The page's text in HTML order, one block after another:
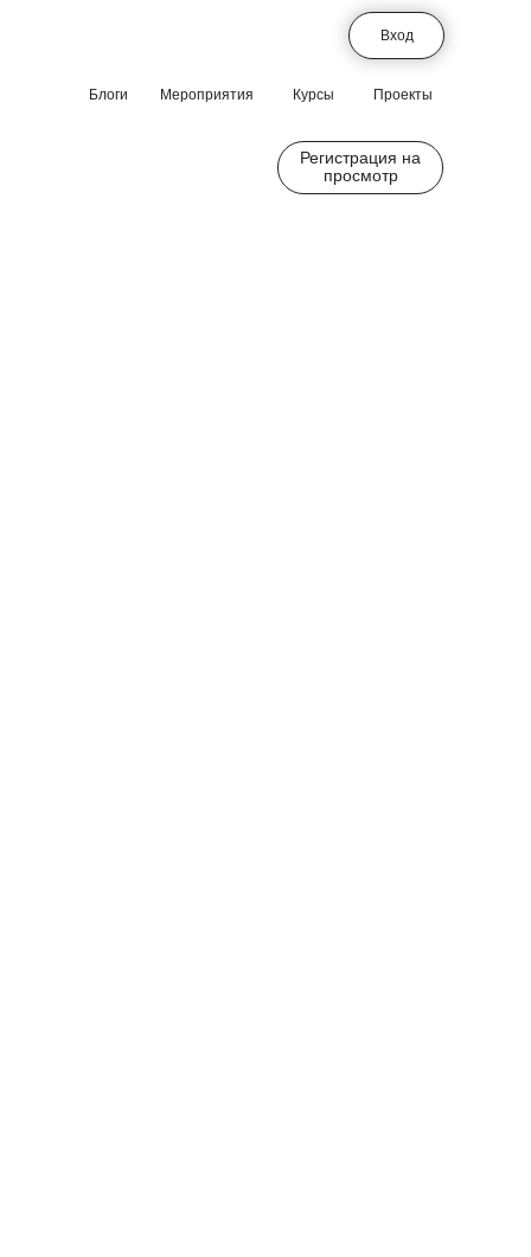
Курсы
Мероприятия Проекты
Блоги
Вход
Регистрация на
просмотр